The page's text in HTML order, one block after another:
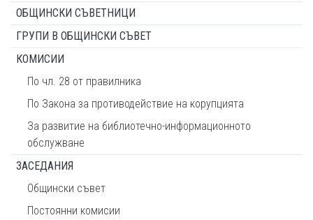
ОБЩИНСКИ СЪВЕТНИЦИ
ГРУПИ В ОБЩИНСКИ СЪВЕТ
КОМИСИИ
По чл. 28 от правилника
По Закона за противодействие на корупцията
За развитие на библиотечно-информационното
обслужване
ЗАСЕДАНИЯ
Общински съвет
Постоянни комисии